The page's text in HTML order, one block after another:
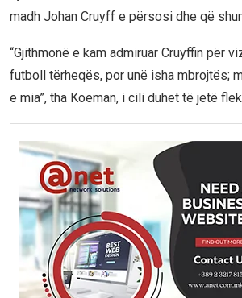
madh Johan Cruyff e përsosi dhe që
“Gjithmonë e kam admiruar Cruyffin për
futboll tërheqës, por unë isha mbrojtës;
e mia”, tha Koeman, i cili duhet të jetë